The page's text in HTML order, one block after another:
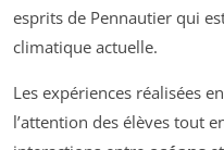
esprits de Pennautier qui
climatique actuelle.
Les expériences réalisées
l’attention des élèves tout